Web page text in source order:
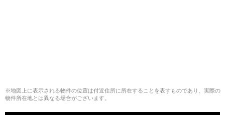
※地図上に表示される物件の位置は付近住所に所在することを表すものであり、実際の
物件所在地とは異なる場合がございます。